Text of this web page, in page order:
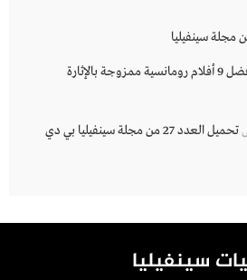
مجلة سينفيليا
أفضل 9 أفلام رومانسية ممزوجة بالإثارة
تحميل العدد 27 من مجلة سينفيليا بي دي
سينفيليا